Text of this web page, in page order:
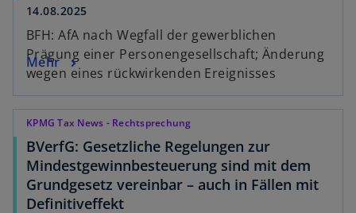
14.08.2025
BFH: AfA nach Wegfall der gewerblichen
Prägung einer Personengesellschaft; Änderung
wegen eines rückwirkenden Ereignisses
Mehr
KPMG Tax News - Rechtsprechung
BVerfG: Gesetzliche Regelungen zur
Mindestgewinnbesteuerung sind mit dem
Grundgesetz vereinbar – auch in Fällen mit
Definitiveffekt